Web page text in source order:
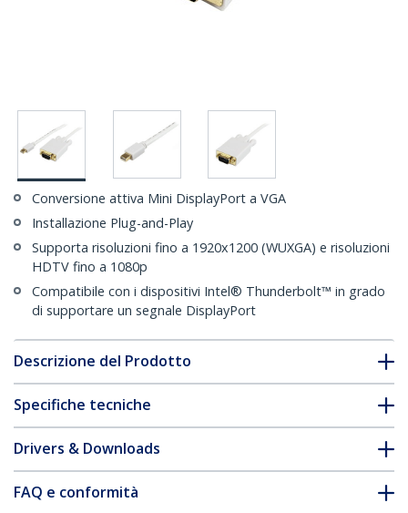
Conversione attiva Mini DisplayPort a VGA
Installazione Plug-and-Play
Supporta risoluzioni fino a 1920x1200 (WUXGA) e risoluzioni
HDTV fino a 1080p
Compatibile con i dispositivi Intel® Thunderbolt™ in grado
di supportare un segnale DisplayPort
Descrizione del Prodotto
Specifiche tecniche
Drivers & Downloads
FAQ e conformità